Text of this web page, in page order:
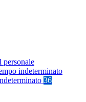
personale
indeterminato
36